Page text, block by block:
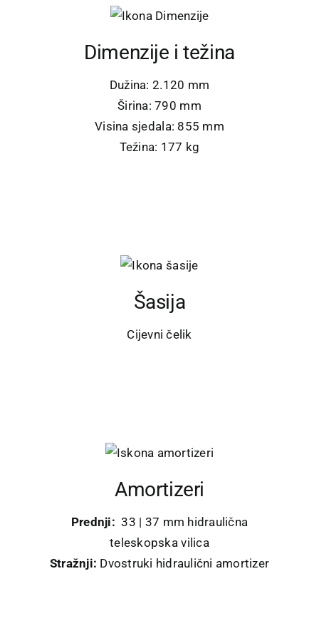
Dimenzije i težina
Dužina: 2.120 mm
Širina: 790 mm
Visina sjedala: 855 mm
Težina: 177 kg
Šasija
Cijevni čelik
Amortizeri
Prednji: 33 | 37 mm hidraulična
teleskopska vilica
Stražnji: Dvostruki hidraulični amortizer